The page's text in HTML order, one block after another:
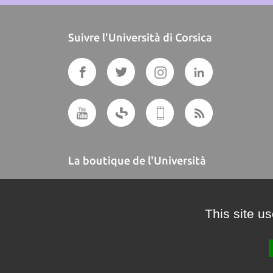
Suivre l'Università di Corsica
La boutique de l'Università
This site